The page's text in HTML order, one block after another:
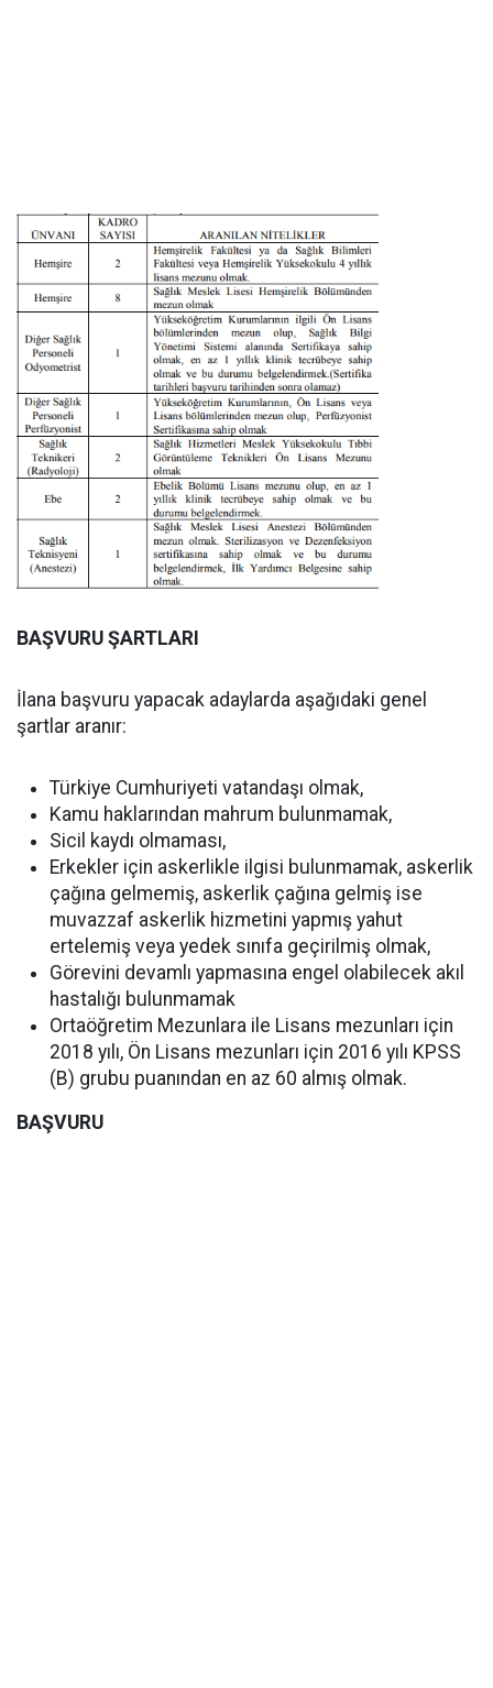
BAŞVURU ŞARTLARI
İlana başvuru yapacak adaylarda aşağıdaki genel
şartlar aranır:
Türkiye Cumhuriyeti vatandaşı olmak,
Kamu haklarından mahrum bulunmamak,
Sicil kaydı olmaması,
Erkekler için askerlikle ilgisi bulunmamak, askerlik
çağına gelmemiş, askerlik çağına gelmiş ise
muvazzaf askerlik hizmetini yapmış yahut
ertelemiş veya yedek sınıfa geçirilmiş olmak,
Görevini devamlı yapmasına engel olabilecek akıl
hastalığı bulunmamak
Ortaöğretim Mezunlara ile Lisans mezunları için
2018 yılı, Ön Lisans mezunları için 2016 yılı KPSS
(B) grubu puanından en az 60 almış olmak.
BAŞVURU